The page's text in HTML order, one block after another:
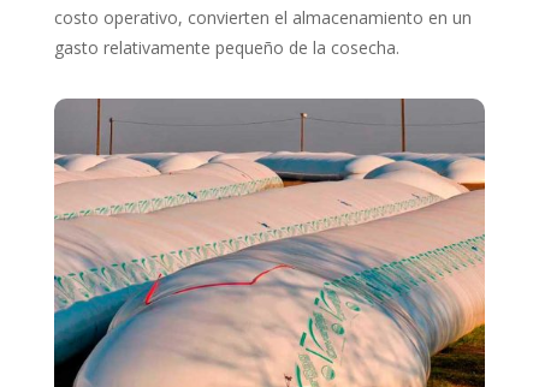
costo operativo, convierten el almacenamiento en un
gasto relativamente pequeño de la cosecha.